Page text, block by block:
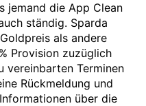
jemand die App Clean
ständig. Sparda
als andere
Provision zuzüglich
vereinbarten Terminen
Rückmeldung und
über die